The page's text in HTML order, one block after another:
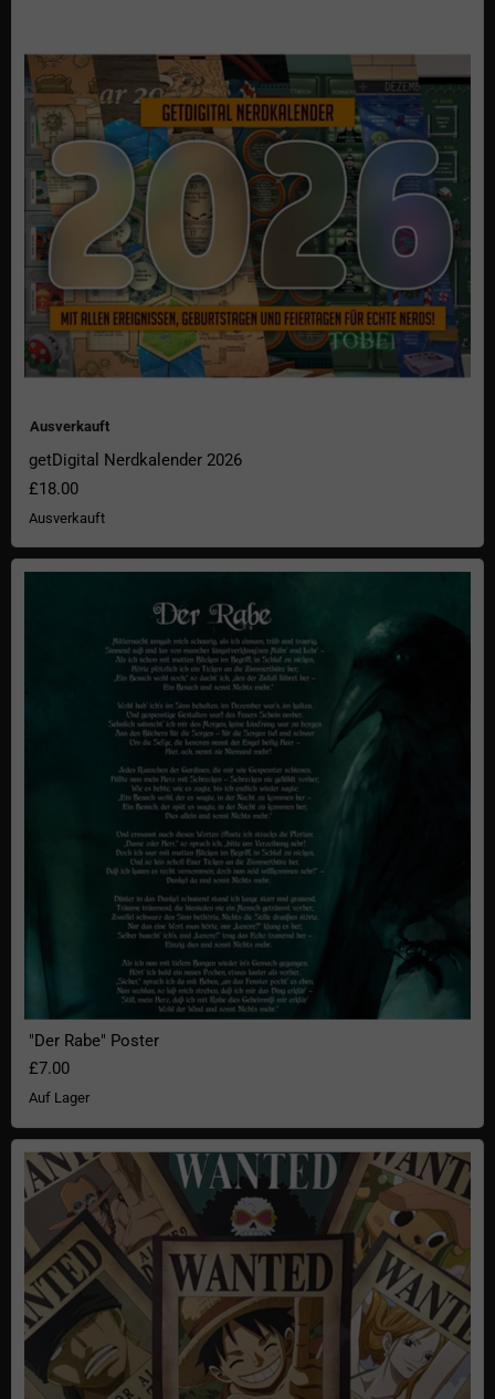
Ausverkauft
getDigital Nerdkalender 2026
£18.00
Ausverkauft
"Der Rabe" Poster
£7.00
Auf Lager
One Piece "Wanted" Poster